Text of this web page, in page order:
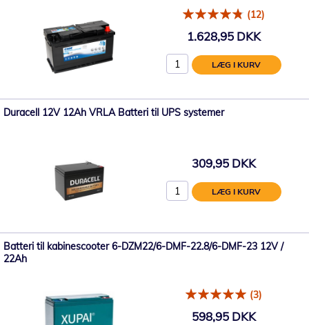
(12)
1.628,95 DKK
LÆG I KURV
Duracell 12V 12Ah VRLA Batteri til UPS systemer
309,95 DKK
LÆG I KURV
Batteri til kabinescooter 6-DZM22/6-DMF-22.8/6-DMF-23 12V /
22Ah
(3)
598,95 DKK